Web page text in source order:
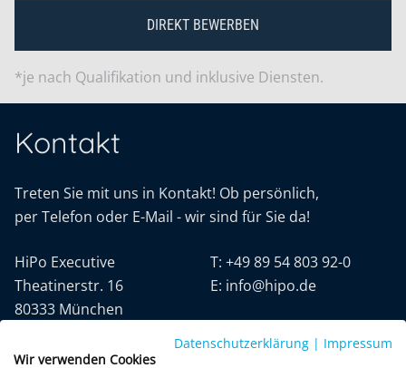
DIREKT BEWERBEN
*je nach Qualifikation und inklusive Diensten.
Kontakt
Treten Sie mit uns in Kontakt! Ob persönlich,
per Telefon oder E-Mail - wir sind für Sie da!
HiPo Executive
Theatinerstr. 16
80333 München
T: +49 89 54 803 92-0
E: info@hipo.de
Datenschutzerklärung | Impressum
Wir verwenden Cookies